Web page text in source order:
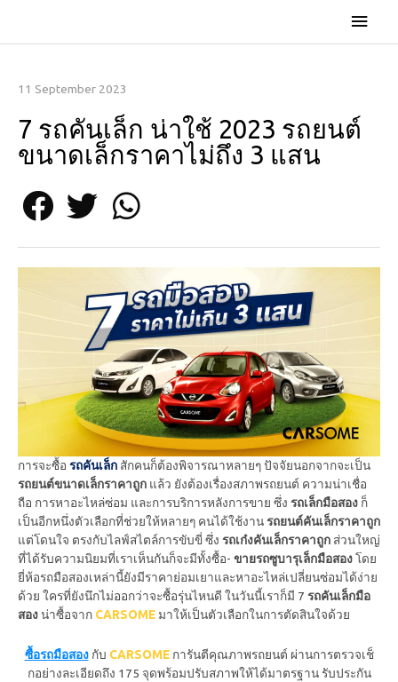
11 September 2023
7 รถคันเล็ก น่าใช้ 2023 รถยนต์
ขนาดเล็กราคาไม่ถึง 3 แสน
การจะซื้อ รถคันเล็ก สักคนก็ต้องพิจารณาหลายๆ ปัจจัยนอกจากจะเป็น
รถยนต์ขนาดเล็กราคาถูก แล้ว ยังต้องเรื่องสภาพรถยนต์ ความน่าเชื่อ
ถือ การหาอะไหล่ซ่อม และการบริการหลังการขาย ซึ่ง รถเล็กมือสอง ก็
เป็นอีกหนึ่งตัวเลือกที่ช่วยให้หลายๆ คนได้ใช้งานรถยนต์คันเล็กราคาถูก
แต่โดนใจ ตรงกับไลฟ์สไตล์การขับขี่ ซึ่ง รถเก๋งคันเล็กราคาถูก ส่วนใหญ่
ที่ได้รับความนิยมที่เราเห็นกันก็จะมีทั้งซื้อ- ขายรถซูบารุเล็กมือสองโดย
ยี่ห้อรถมือสองเหล่านี้ยังมีราคาย่อมเยาและหาอะไหล่เปลี่ยนซ่อมได้ง่าย
ด้วย ใครที่ยังนึกไม่ออกว่าจะซื้อรุ่นไหนดี ในวันนี้เราก็มี 7 รถคันเล็กมือ
สองน่าซื้อจาก CARSOME มาให้เป็นตัวเลือกในการตัดสินใจด้วย
ซื้อรถมือสองกับ CARSOMEการันตีคุณภาพรถยนต์ ผ่านการตรวจเช็
กอย่างละเอียดถึง 175 จุดพร้อมปรับสภาพให้ได้มาตรฐาน รับประกัน